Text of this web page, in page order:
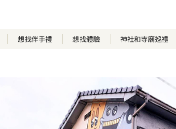
想找伴手禮 想找體驗 神社和寺廟巡禮